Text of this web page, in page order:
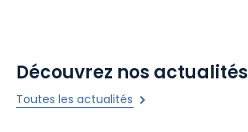
Découvrez nos actualités
Toutes les actualités